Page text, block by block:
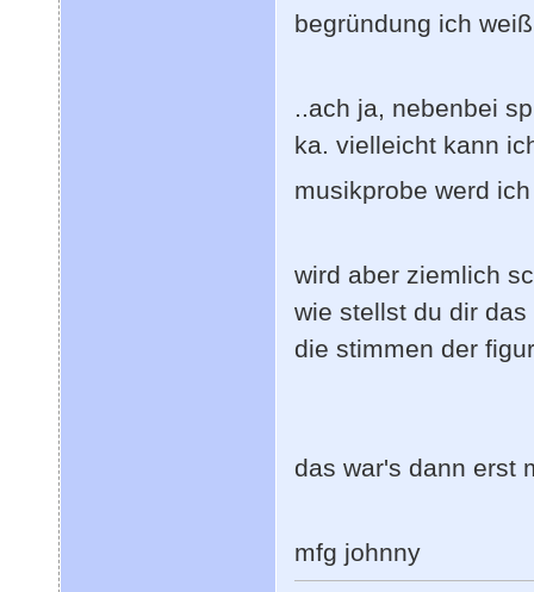
begründung ich
..ach ja, nebenbei
ka. vielleicht kann
musikprobe werd
wird aber ziemlich
wie stellst du dir
die stimmen der
das war's dann erst
mfg johnny